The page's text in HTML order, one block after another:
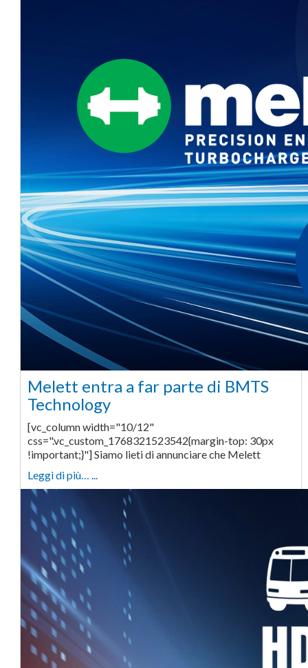
Melett entra a far parte di BMTS
Technology
[vc_column width="10/12"
css=".vc_custom_1768321523542{margin-top: 30px
!important;}"] Siamo lieti di annunciare che Melett
Leggi di più… ...